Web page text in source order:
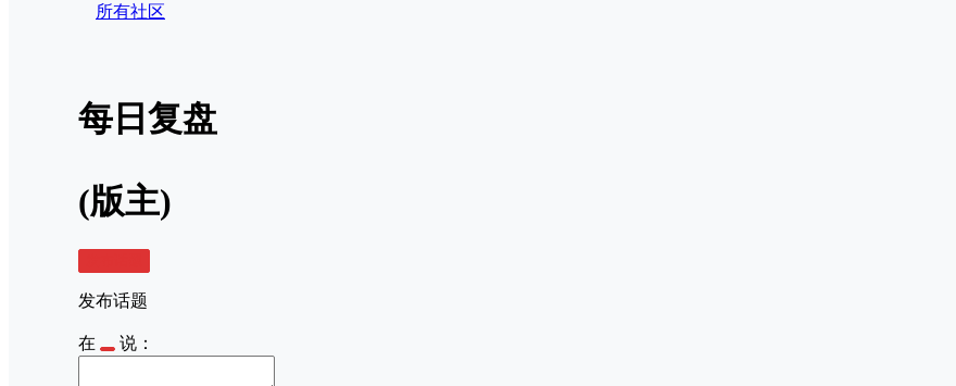
所有社区
每日复盘
(版主)
发布话题
在 说：